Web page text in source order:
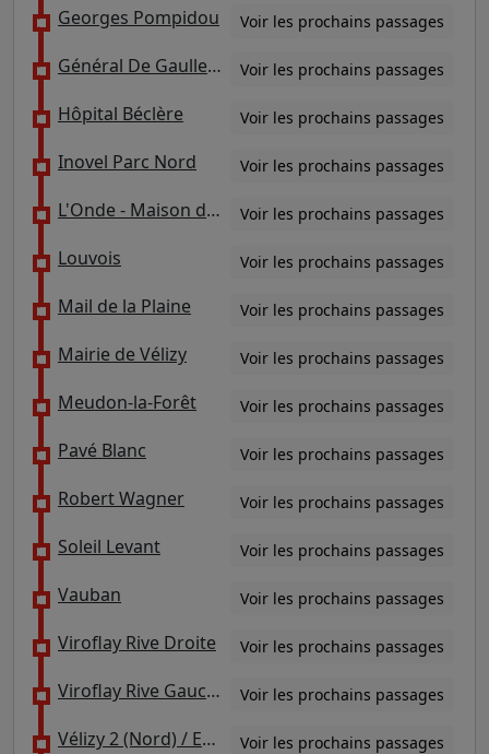
Georges Pompidou Voir les prochains passages
Général De Gaulle / Parc André Malraux Voir les prochains passages
Hôpital Béclère Voir les prochains passages
Inovel Parc Nord Voir les prochains passages
L'Onde - Maison des Arts / Ravel Voir les prochains passages
Louvois Voir les prochains passages
Mail de la Plaine Voir les prochains passages
Mairie de Vélizy Voir les prochains passages
Meudon-la-Forêt Voir les prochains passages
Pavé Blanc Voir les prochains passages
Robert Wagner Voir les prochains passages
Soleil Levant Voir les prochains passages
Vauban Voir les prochains passages
Viroflay Rive Droite Voir les prochains passages
Viroflay Rive Gauche Voir les prochains passages
Vélizy 2 (Nord) / Europe Nord Voir les prochains passages